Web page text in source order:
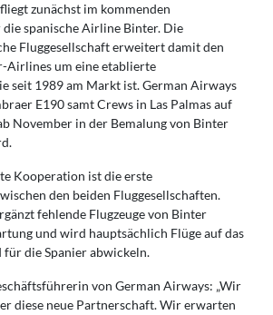
zunächst im kommenden
spanische Airline Binter. Die
Fluggesellschaft erweitert damit den
Airlines um eine etablierte
seit 1989 am Markt ist. German Airways
E190 samt Crews in Las Palmas auf
November in der Bemalung von Binter
Kooperation ist die erste
den beiden Fluggesellschaften.
fehlende Flugzeuge von Binter
und wird hauptsächlich Flüge auf das
für die Spanier abwickeln.
von German Airways: „Wir
diese neue Partnerschaft. Wir erwarten